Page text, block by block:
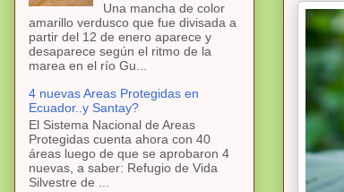
Una mancha de color
amarillo verdusco que fue divisada a
partir del 12 de enero aparece y
desaparece según el ritmo de la
marea en el río Gu...
4 nuevas Areas Protegidas en
Ecuador..y Santay?
El Sistema Nacional de Areas
Protegidas cuenta ahora con 40
áreas luego de que se aprobaron 4
nuevas, a saber: Refugio de Vida
Silvestre de ...